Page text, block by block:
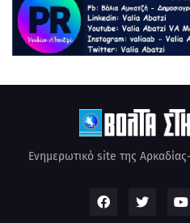
Ενημερωτικό site της